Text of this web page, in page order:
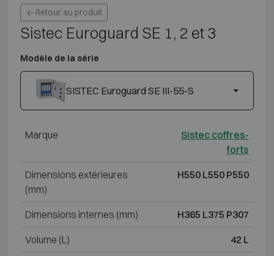
Retour au produit
Sistec Euroguard SE 1, 2 et 3
Modèle de la série
SISTEC Euroguard SE III-55-S
Marque
Sistec coffres-
forts
Dimensions extérieures
(mm)
H550 L550 P550
Dimensions internes (mm) H365 L375 P307
Volume (L) 42 L